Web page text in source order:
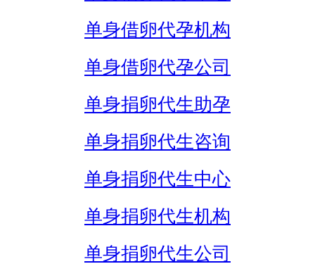
单身借卵代孕机构
单身借卵代孕公司
单身捐卵代生助孕
单身捐卵代生咨询
单身捐卵代生中心
单身捐卵代生机构
单身捐卵代生公司